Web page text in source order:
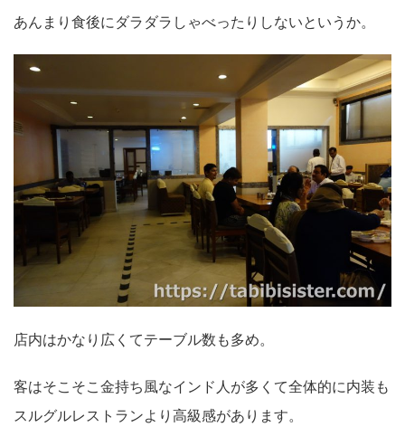
あんまり食後にダラダラしゃべったりしないというか。
店内はかなり広くてテーブル数も多め。
客はそこそこ金持ち風なインド人が多くて全体的に内装も
スルグルレストランより高級感があります。